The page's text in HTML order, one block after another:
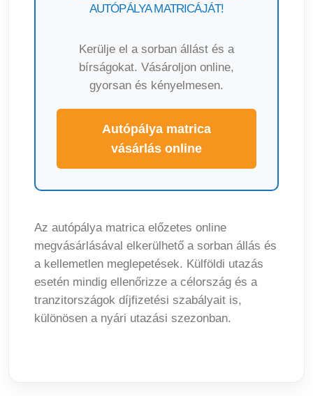
AUTÓPÁLYA MATRICÁJÁT!
Kerülje el a sorban állást és a
bírságokat. Vásároljon online,
gyorsan és kényelmesen.
Autópálya matrica
vásárlás online
Az autópálya matrica előzetes online
megvásárlásával elkerülhető a sorban állás és
a kellemetlen meglepetések. Külföldi utazás
esetén mindig ellenőrizze a célország és a
tranzitországok díjfizetési szabályait is,
különösen a nyári utazási szezonban.